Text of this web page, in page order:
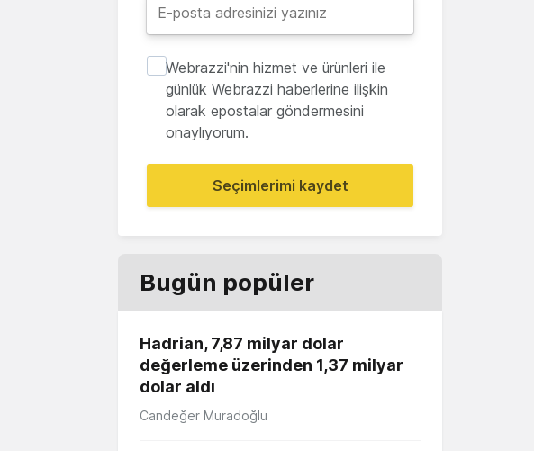
Webrazzi'nin hizmet ve ürünleri ile
günlük Webrazzi haberlerine ilişkin
olarak epostalar göndermesini
onaylıyorum.
Seçimlerimi kaydet
Bugün popüler
Hadrian, 7,87 milyar dolar
değerleme üzerinden 1,37 milyar
dolar aldı
Candeğer Muradoğlu